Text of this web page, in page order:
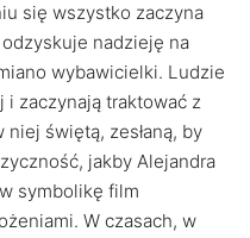
się wszystko zaczyna
nadzieję na
wybawicielki. Ludzie
i zaczynają traktować z
świętą, zesłaną, by
jakby Alejandra
symbolikę film
W czasach, w